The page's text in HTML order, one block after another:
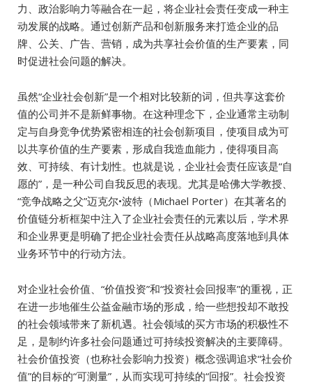
力、政治影响力等融合在一起，将企业社会责任变成一种主
动发展的战略。通过创新产品和创新服务来打造企业的品
牌、公关、广告、营销，成为共享社会价值的生产要素，同
时促进社会问题的解决。
虽然“企业社会创新”是一个相对比较新的词，但共享这套价
值的公司并不是新鲜事物。在这种理念下，企业通常主动制
定与自身竞争优势紧密相连的社会创新项目，使项目成为可
以共享价值的生产要素，形成自我造血能力，使得项目高
效、可持续、有计划性。也就是说，企业社会责任应该是“自
愿的”，是一种公司自我反思的表现。尤其是哈佛大学教授、
“竞争战略之父”迈克尔•波特（Michael Porter）在其著名的
价值链分析框架中注入了企业社会责任的元素以后，学术界
和企业界更是明确了把企业社会责任从战略高度落地到具体
业务环节中的行动方法。
对企业社会价值、“价值投资”和“投资社会回报率”的重视，正
在进一步地催生公益金融市场的形成，给一些想投却不敢投
的社会领域带来了新机遇。社会领域的买方市场的积极性不
足，是制约许多社会问题通过可持续投资解决的主要障碍。
社会价值投资（也称社会影响力投资）概念强调追求“社会价
值”的目标的“可测量”，从而实现可持续的“回报”。社会投资